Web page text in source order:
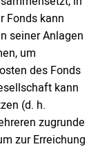
Fonds kann
seiner Anlagen
um
des Fonds
kann
(d. h.
zugrunde
zur Erreichung